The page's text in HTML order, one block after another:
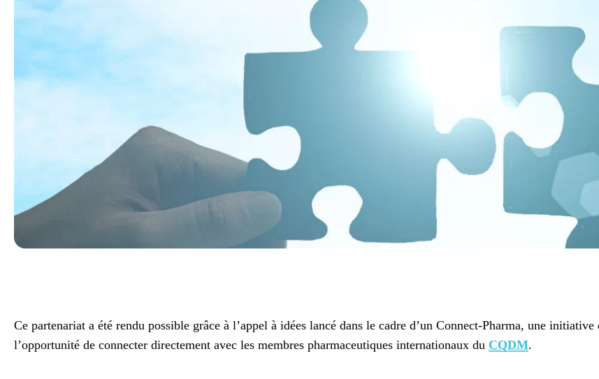
Ce partenariat a été rendu possible grâce à l’appel à idées lancé dans le cadre d’un Connect-Pharma, une
l’opportunité de connecter directement avec les membres pharmaceutiques internationaux du CQDM.